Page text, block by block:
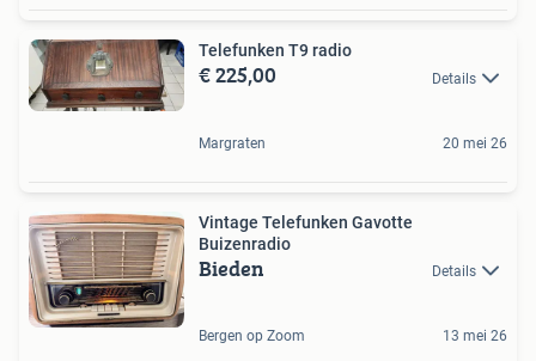
Telefunken T9 radio
€ 225,00 Details
Margraten 20 mei 26
Vintage Telefunken Gavotte
Buizenradio
Bieden Details
Bergen op Zoom 13 mei 26